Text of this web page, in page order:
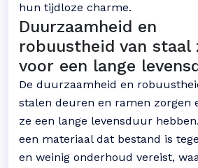
hun tijdloze charme.
Duurzaamheid en
robuustheid van staal
voor een lange
De duurzaamheid en
stalen deuren en ramen zorgen
ze een lange levensduur
een materiaal dat bestand is
en weinig onderhoud vereist,